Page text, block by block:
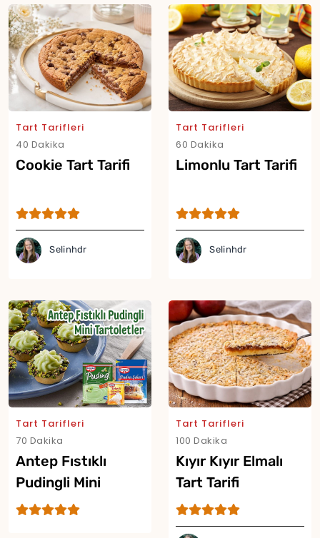
Tart Tarifleri
40 Dakika
Cookie Tart Tarifi
Selinhdr
Tart Tarifleri
60 Dakika
Limonlu Tart Tarifi
Selinhdr
Tart Tarifleri
70 Dakika
Antep Fıstıklı
Pudingli Mini
Tartoletler
Tart Tarifleri
100 Dakika
Kıyır Kıyır Elmalı
Tart Tarifi